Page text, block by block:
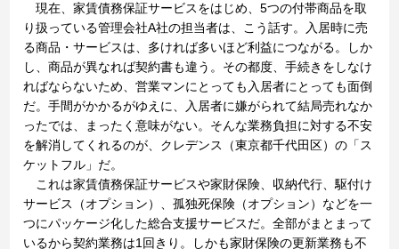
現在、家賃債務保証サービスをはじめ、5つの付帯商品を取
り扱っている管理会社A社の担当者は、こう話す。入居時に売
る商品・サービスは、多ければ多いほど利益につながる。しか
し、商品が異なれば契約書も違う。その都度、手続きをしなけ
ればならないため、営業マンにとっても入居者にとっても面倒
だ。手間がかかるがゆえに、入居者に嫌がられて結局売れなか
ったでは、まったく意味がない。そんな業務負担に対する不安
を解消してくれるのが、クレデンス（東京都千代田区）の「ス
ケットフル」だ。
これは家賃債務保証サービスや家財保険、収納代行、駆付け
サービス（オプション）、孤独死保険（オプション）などを一
つにパッケージ化した総合支援サービスだ。全部がまとまって
いるから契約業務は1回きり。しかも家財保険の更新業務も不